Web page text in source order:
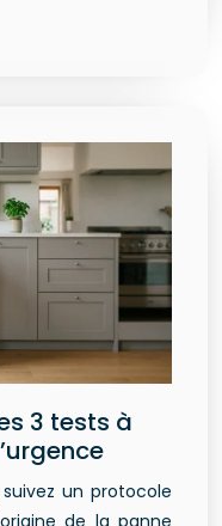
3 tests à
un protocole